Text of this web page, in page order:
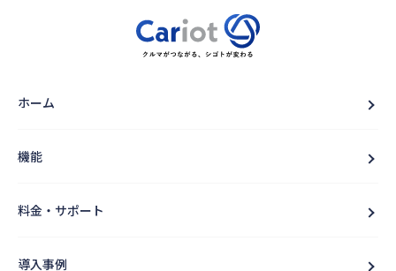
ホーム
機能
料金・サポート
導入事例